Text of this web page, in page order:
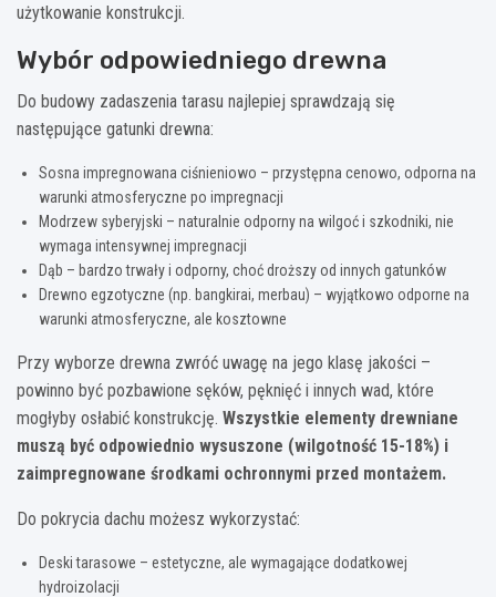
użytkowanie konstrukcji.
Wybór odpowiedniego drewna
Do budowy zadaszenia tarasu najlepiej sprawdzają się
następujące gatunki drewna:
Sosna impregnowana ciśnieniowo – przystępna cenowo, odporna na
warunki atmosferyczne po impregnacji
Modrzew syberyjski – naturalnie odporny na wilgoć i szkodniki, nie
wymaga intensywnej impregnacji
Dąb – bardzo trwały i odporny, choć droższy od innych gatunków
Drewno egzotyczne (np. bangkirai, merbau) – wyjątkowo odporne na
warunki atmosferyczne, ale kosztowne
Przy wyborze drewna zwróć uwagę na jego klasę jakości –
powinno być pozbawione sęków, pęknięć i innych wad, które
mogłyby osłabić konstrukcję. Wszystkie elementy drewniane
muszą być odpowiednio wysuszone (wilgotność 15-18%) i
zaimpregnowane środkami ochronnymi przed montażem.
Do pokrycia dachu możesz wykorzystać:
Deski tarasowe – estetyczne, ale wymagające dodatkowej
hydroizolacji